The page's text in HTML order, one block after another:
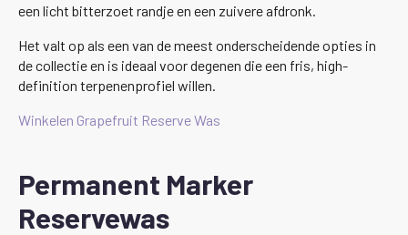
een licht bitterzoet randje en een zuivere afdronk.
Het valt op als een van de meest onderscheidende opties in
de collectie en is ideaal voor degenen die een fris, high-
definition terpenenprofiel willen.
Winkelen Grapefruit Reserve Was
Permanent Marker
Reservewas